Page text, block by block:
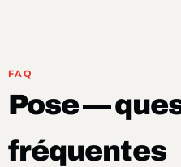
FAQ
Pose —
fréquentes